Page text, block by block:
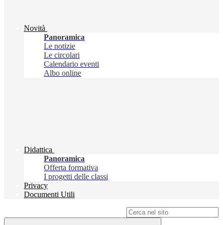
Novità
Panoramica
Le notizie
Le circolari
Calendario eventi
Albo online
Didattica
Panoramica
Offerta formativa
I progetti delle classi
Privacy
Documenti Utili